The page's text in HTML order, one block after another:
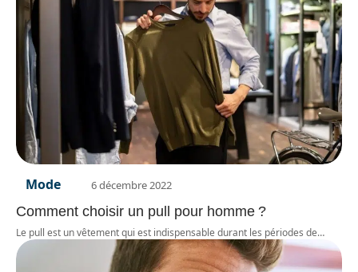
Mode 6 décembre 2022
Comment choisir un pull pour homme ?
Le pull est un vêtement qui est indispensable durant les périodes de…